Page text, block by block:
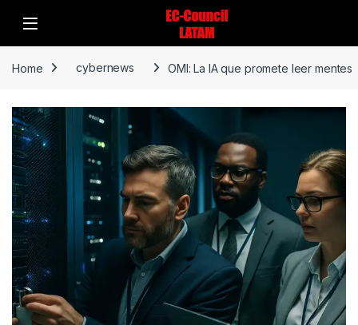
Home cybernews OMI: La IA que promete leer mentes